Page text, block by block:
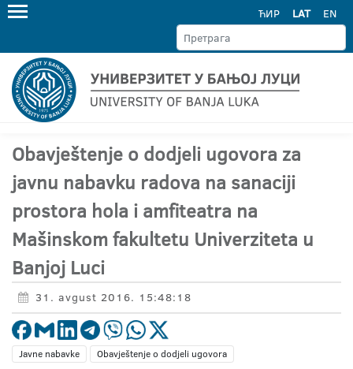
ЋИР LAT EN
Obavještenje o dodjeli ugovora za
javnu nabavku radova na sanaciji
prostora hola i amfiteatra na
Mašinskom fakultetu Univerziteta u
Banjoj Luci
31. avgust 2016. 15:48:18
Javne nabavke Obavještenje o dodjeli ugovora